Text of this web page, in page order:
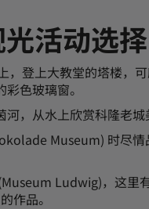
活动选择
，登上大教堂的塔楼，
色玻璃窗。
，从水上欣赏科隆老城
Museum) 时尽
Ludwig)，这里
作品。